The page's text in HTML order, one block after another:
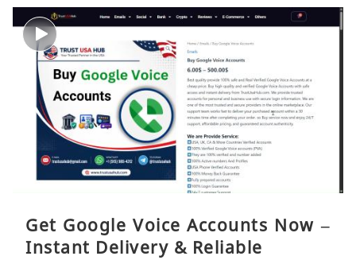
Get Google Voice Accounts Now –
Instant Delivery & Reliable